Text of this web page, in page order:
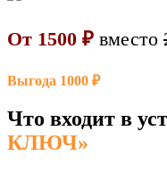
От 1500 ₽ вместо
Выгода 1000 ₽
Что входит в
КЛЮЧ»